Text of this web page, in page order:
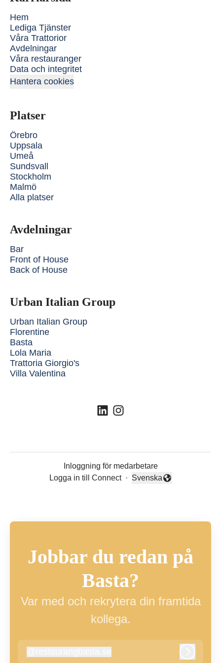
Hem
Lediga Tjänster
Våra Trattorior
Avdelningar
Våra restauranger
Data och integritet
Hantera cookies
Platser
Örebro
Uppsala
Umeå
Sundsvall
Stockholm
Malmö
Alla platser
Avdelningar
Bar
Front of House
Back of House
Urban Italian Group
Urban Italian Group
Florentine
Basta
Lola Maria
Trattoria Giorgio's
Villa Valentina
Inloggning för medarbetare
Logga in till Connect
·
Byt språk
Svenska
Jobbar du redan på
Basta?
Var med och rekrytera din framtida
kollega.
restaurangbasta.se